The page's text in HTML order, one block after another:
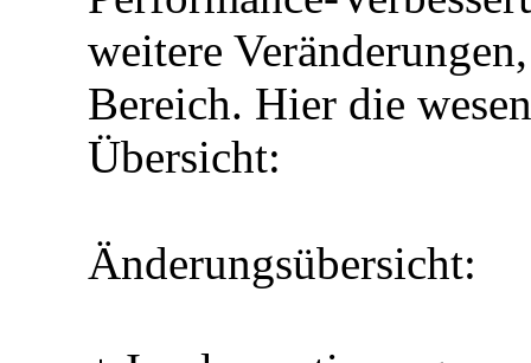
weitere
Bereich. Hier die
Übersicht:
Änderungsübersicht: